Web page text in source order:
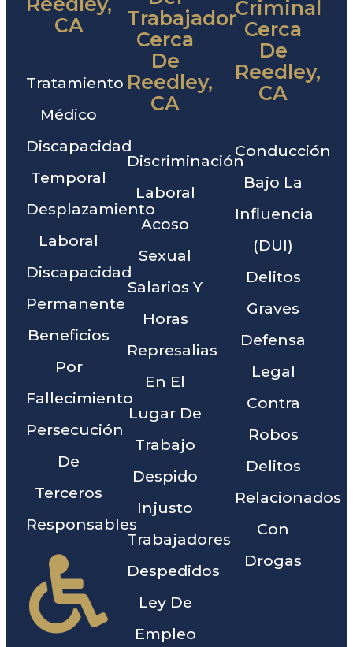
CA
Tratamiento
Médico
Discapacidad
Temporal
Desplazamiento
Laboral
Discapacidad
Permanente
Beneficios
Por
Fallecimiento
Persecución
De
Terceros
Responsables
Trabajador
Cerca
De
Reedley,
CA
Discriminación
Laboral
Acoso
Sexual
Salarios Y
Horas
Represalias
En El
Lugar De
Trabajo
Despido
Injusto
Trabajadores
Despedidos
Ley De
Empleo
Criminal
Cerca
De
Reedley,
CA
Conducción
Bajo La
Influencia
(DUI)
Delitos
Graves
Defensa
Legal
Contra
Robos
Delitos
Relacionados
Con
Drogas